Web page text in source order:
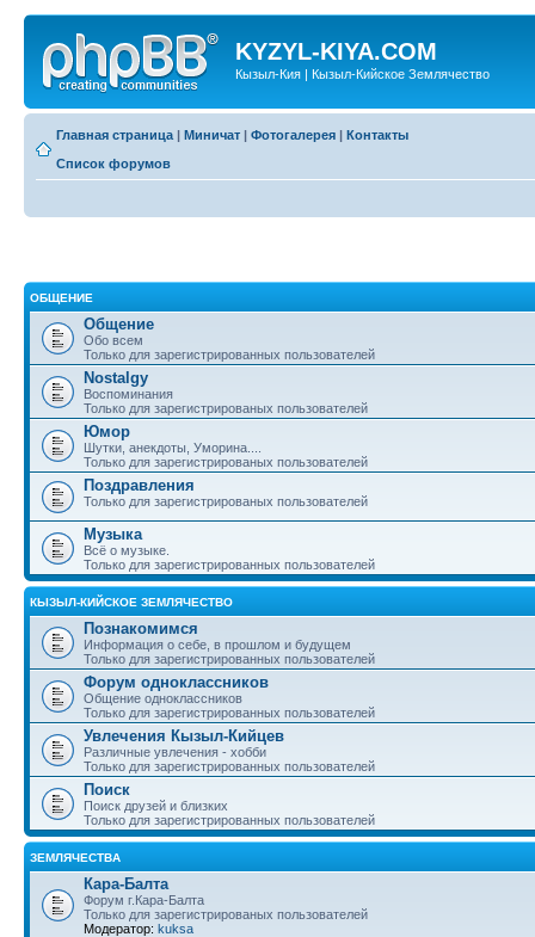
KYZYL-KIYA.COM
Кызыл-Кия | Кызыл-Кийское Землячество
Главная страница | Миничат | Фотогалерея | Контакты
Список форумов
ОБЩЕНИЕ
Общение
Обо всем
Только для зарегистрированных пользователей
Nostalgy
Воспоминания
Только для зарегистрированых пользователей
Юмор
Шутки, анекдоты, Уморина....
Только для зарегистрированых пользователей
Поздравления
Только для зарегистрированых пользователей
Музыка
Всё о музыке.
Только для зарегистрированных пользователей
КЫЗЫЛ-КИЙСКОЕ ЗЕМЛЯЧЕСТВО
Познакомимся
Информация о себе, в прошлом и будущем
Только для зарегистрированных пользователей
Форум одноклассников
Общение одноклассников
Только для зарегистрированных пользователей
Увлечения Кызыл-Кийцев
Различные увлечения - хобби
Только для зарегистрированных пользователей
Поиск
Поиск друзей и близких
Только для зарегистрированных пользователей
ЗЕМЛЯЧЕСТВА
Кара-Балта
Форум г.Кара-Балта
Только для зарегистрированых пользователей
Модератор: kuksa